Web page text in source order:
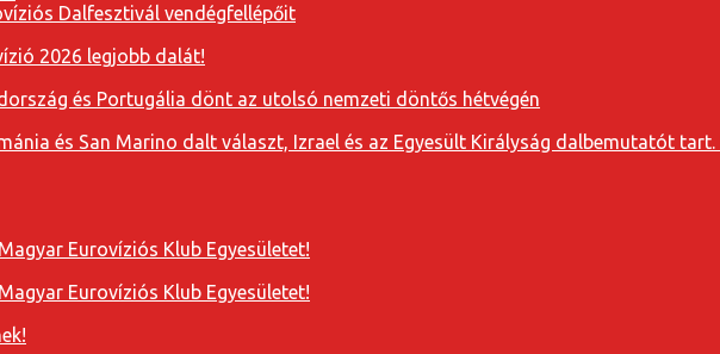
Dalfesztivál vendégfellépőit
2026 legjobb dalát!
és Portugália dönt az utolsó nemzeti döntős hétvégén
és San Marino dalt választ, Izrael és az Egyesült Királyság dalbemutatót tart.
Eurovíziós Klub Egyesületet!
Eurovíziós Klub Egyesületet!